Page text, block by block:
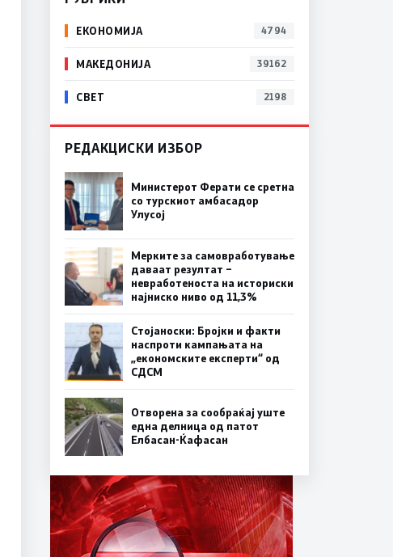
ЕКОНОМИЈА 4794
МАКЕДОНИЈА 39162
СВЕТ 2198
РЕДАКЦИСКИ ИЗБОР
Министерот Ферати се сретна
со турскиот амбасадор
Улусој
Мерките за самовработување
даваат резултат –
невработеноста на историски
најниско ниво од 11,3%
Стојаноски: Бројки и факти
наспроти кампањата на
„економските експерти“ од
СДСM
Отворена за сообраќај уште
една делница од патот
Елбасан-Ќафасан